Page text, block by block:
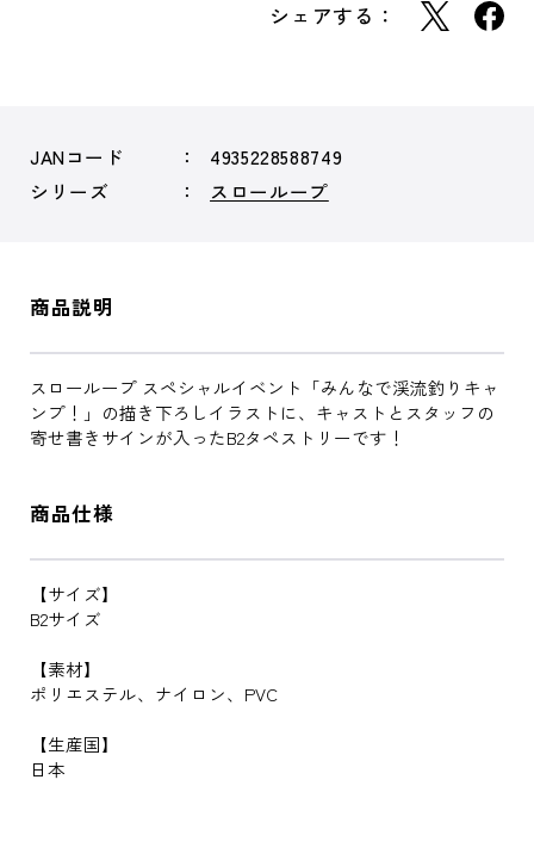
シェアする：
JANコード
4935228588749
シリーズ
スローループ
商品説明
スローループ スペシャルイベント「みんなで渓流釣りキャ
ンプ！」の描き下ろしイラストに、キャストとスタッフの
寄せ書きサインが入ったB2タペストリーです！
商品仕様
【サイズ】
B2サイズ
【素材】
ポリエステル、ナイロン、PVC
【生産国】
日本